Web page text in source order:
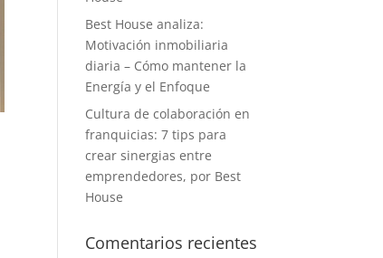
Best House analiza:
Motivación inmobiliaria
diaria – Cómo mantener la
Energía y el Enfoque
Cultura de colaboración en
franquicias: 7 tips para
crear sinergias entre
emprendedores, por Best
House
Comentarios recientes